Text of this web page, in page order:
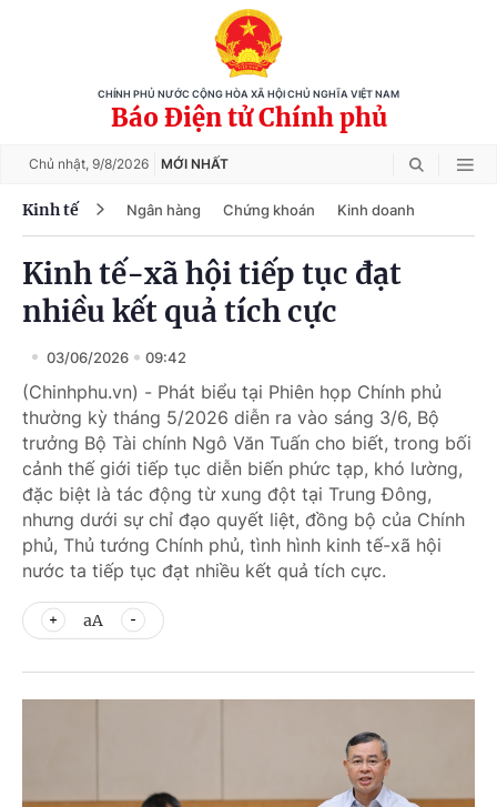
CHÍNH PHỦ NƯỚC CỘNG HÒA XÃ HỘI CHỦ NGHĨA VIỆT NAM
Báo Điện tử Chính phủ
Chủ nhật, 9/8/2026 MỚI NHẤT
Kinh tế Ngân hàng Chứng khoán Kinh doanh
Kinh tế-xã hội tiếp tục đạt
nhiều kết quả tích cực
03/06/2026 09:42
(Chinhphu.vn) - Phát biểu tại Phiên họp Chính phủ
thường kỳ tháng 5/2026 diễn ra vào sáng 3/6, Bộ
trưởng Bộ Tài chính Ngô Văn Tuấn cho biết, trong bối
cảnh thế giới tiếp tục diễn biến phức tạp, khó lường,
đặc biệt là tác động từ xung đột tại Trung Đông,
nhưng dưới sự chỉ đạo quyết liệt, đồng bộ của Chính
phủ, Thủ tướng Chính phủ, tình hình kinh tế-xã hội
nước ta tiếp tục đạt nhiều kết quả tích cực.
aA